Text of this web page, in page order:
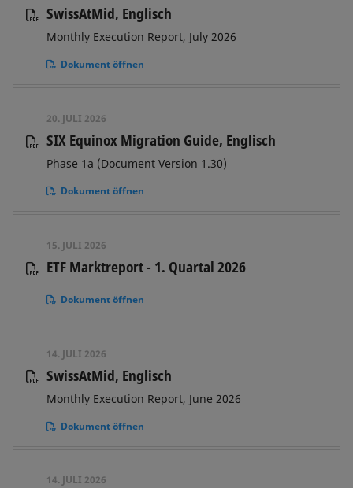
SwissAtMid, Englisch
Monthly Execution Report, July 2026
Dokument öffnen
20. JULI 2026
SIX Equinox Migration Guide, Englisch
Phase 1a (Document Version 1.30)
Dokument öffnen
15. JULI 2026
ETF Marktreport - 1. Quartal 2026
Dokument öffnen
14. JULI 2026
SwissAtMid, Englisch
Monthly Execution Report, June 2026
Dokument öffnen
14. JULI 2026